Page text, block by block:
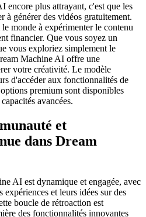
encore plus attrayant, c'est que les
à générer des vidéos gratuitement.
monde à expérimenter le contenu
financier. Que vous soyez un
vous exploriez simplement le
Machine AI offre une
votre créativité. Le modèle
d'accéder aux fonctionnalités de
premium sont disponibles
avancées.
et
dans Dream
AI est dynamique et engagée, avec
expériences et leurs idées sur des
boucle de rétroaction est
des fonctionnalités innovantes